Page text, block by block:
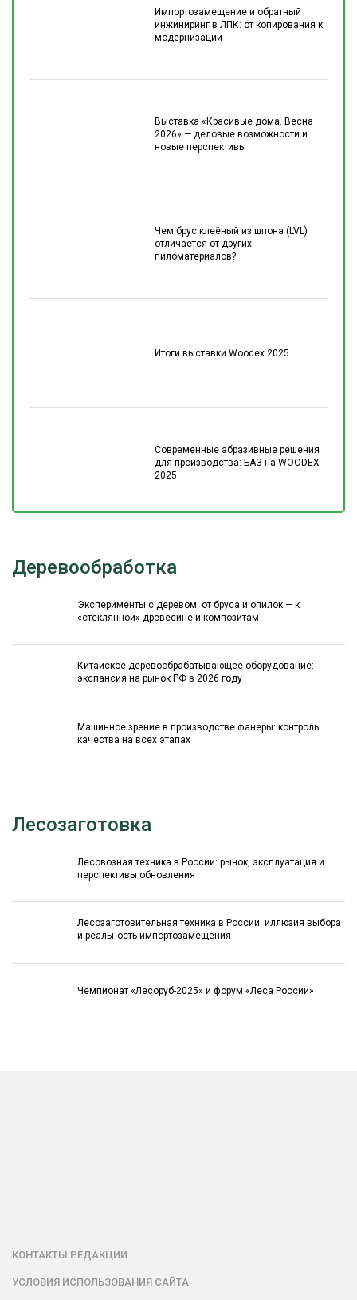
Импортозамещение и обратный
инжиниринг в ЛПК: от копирования к
модернизации
Выставка «Красивые дома. Весна
2026» — деловые возможности и
новые перспективы
Чем брус клеёный из шпона (LVL)
отличается от других
пиломатериалов?
Итоги выставки Woodex 2025
Современные абразивные решения
для производства: БАЗ на WOODEX
2025
Деревообработка
Эксперименты с деревом: от бруса и опилок — к
«стеклянной» древесине и композитам
Китайское деревообрабатывающее оборудование:
экспансия на рынок РФ в 2026 году
Машинное зрение в производстве фанеры: контроль
качества на всех этапах
Лесозаготовка
Лесовозная техника в России: рынок, эксплуатация и
перспективы обновления
Лесозаготовительная техника в России: иллюзия выбора
и реальность импортозамещения
Чемпионат «Лесоруб-2025» и форум «Леса России»
КОНТАКТЫ РЕДАКЦИИ
УСЛОВИЯ ИСПОЛЬЗОВАНИЯ САЙТА